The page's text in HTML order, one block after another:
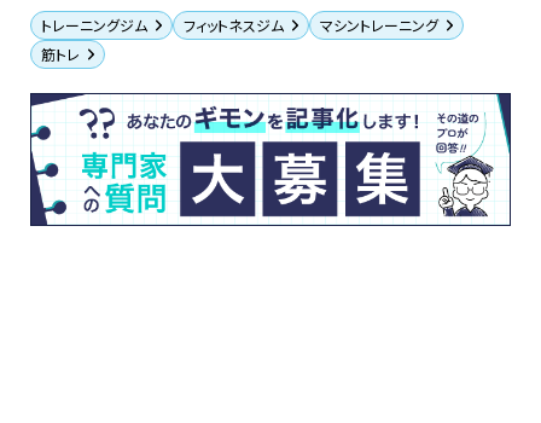
トレーニングジム フィットネスジム
マシントレーニング
筋トレ